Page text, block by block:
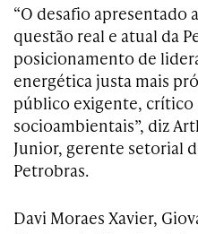
“O desafio apresentado
questão real e atual da
posicionamento de
energética justa mais
público exigente, crítico
socioambientais”, diz
Junior, gerente setorial
Petrobras.
Davi Moraes Xavier,